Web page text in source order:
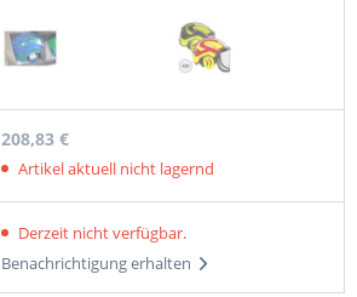
208,83 €
Artikel aktuell nicht lagernd
Derzeit nicht verfügbar.
Benachrichtigung erhalten